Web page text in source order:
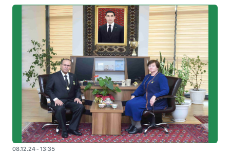
08.12.24 - 13:35